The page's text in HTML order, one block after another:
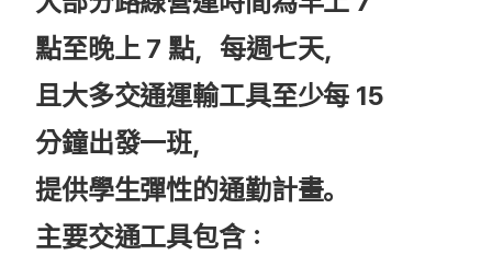
點至晚上 7 點，每週七天，
且大多交通運輸工具至少每 15
分鐘出發一班，
提供學生彈性的通勤計畫。
主要交通工具包含：